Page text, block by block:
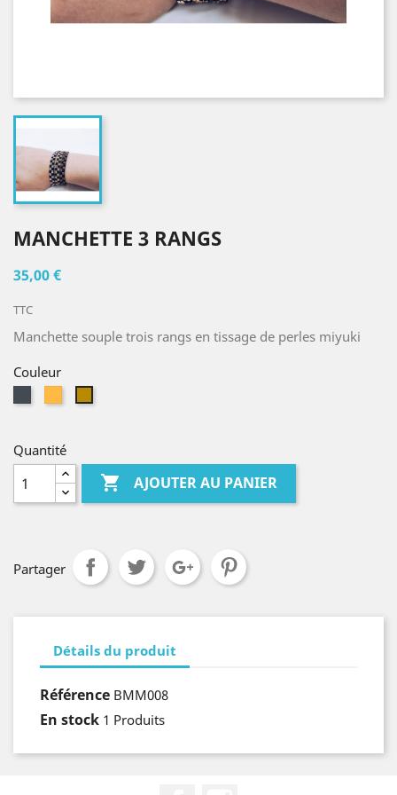
MANCHETTE 3 RANGS
35,00 €
TTC
Manchette souple trois rangs en tissage de perles miyuki
Couleur
Quantité
 AJOUTER AU PANIER
Partager
Détails du produit
Référence BMM008
En stock 1 Produits